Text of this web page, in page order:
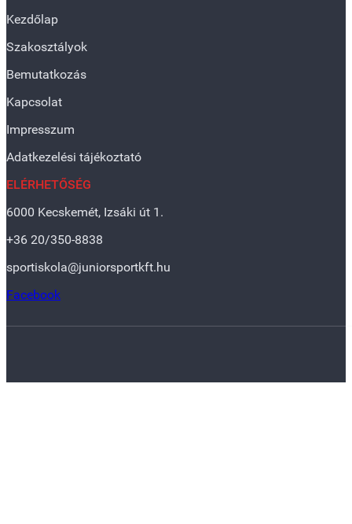
Kezdőlap
Szakosztályok
Bemutatkozás
Kapcsolat
Impresszum
Adatkezelési tájékoztató
ELÉRHETŐSÉG
6000 Kecskemét, Izsáki út 1.
+36 20/350-8838
sportiskola@juniorsportkft.hu
Facebook